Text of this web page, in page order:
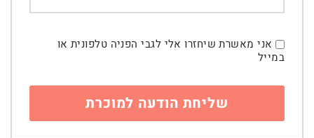
אני מאשרת שיחזרו אלי לגבי הפניה טלפונית או
במייל